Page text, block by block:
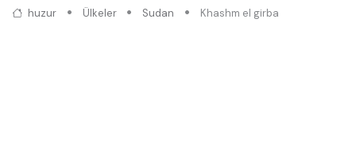
huzur Ülkeler Sudan Khashm el girba